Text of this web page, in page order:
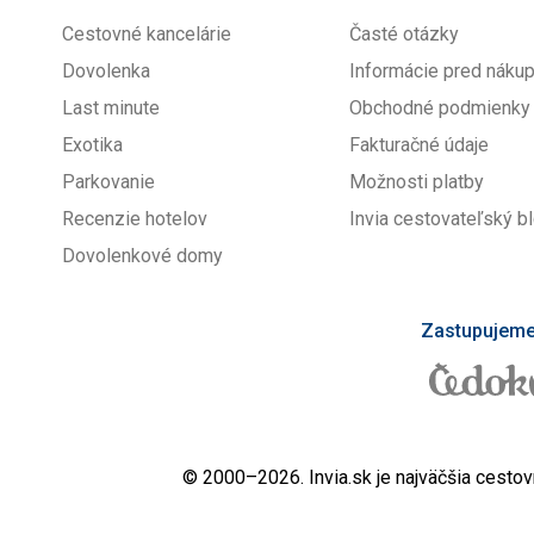
Cestovné kancelárie
Dovolenka
Last minute
Exotika
Parkovanie
Recenzie hotelov
Dovolenkové domy
Časté otázky
Informácie pred
Obchodné podmienky
Fakturačné údaje
Možnosti platby
Invia cestovateľský
© 2000–2026. Invia.sk je najväčšia